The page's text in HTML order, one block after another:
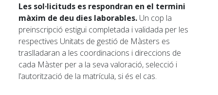
Les sol·licituds es respondran en el termini
màxim de deu dies laborables. Un cop la
preinscripció estigui completada i validada per les
respectives Unitats de gestió de Màsters es
traslladaran a les coordinacions i direccions de
cada Màster per a la seva valoració, selecció i
l’autorització de la matrícula, si és el cas.